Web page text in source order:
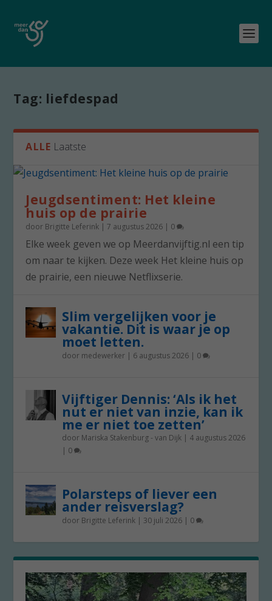
Tag: liefdespad
ALLE Laatste
Jeugdsentiment: Het kleine
huis op de prairie
door Brigitte Leferink |7 augustus 2026 | 0
Elke week geven we op Meerdanvijftig.nl een tip
om naar te kijken. Deze week Het kleine huis op
de prairie, een nieuwe Netflixserie.
Slim vergelijken voor je
vakantie. Dit is waar je op
moet letten.
door medewerker | 6 augustus 2026 | 0
Vijftiger Dennis: ‘Als ik het
nut er niet van inzie, kan ik
me er niet toe zetten’
door Mariska Stakenburg - van Dijk | 4 augustus 2026
| 0
Polarsteps of liever een
ander reisverslag?
door Brigitte Leferink | 30 juli 2026 | 0